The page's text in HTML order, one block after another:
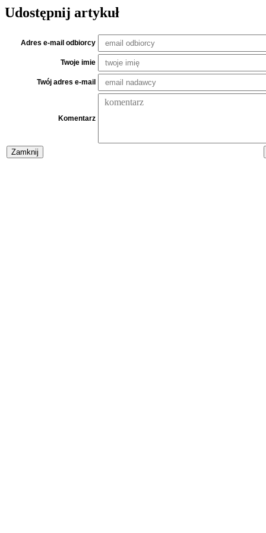
Udostępnij artykuł
Adres e-mail odbiorcy
Twoje imie
Twój adres e-mail
Komentarz